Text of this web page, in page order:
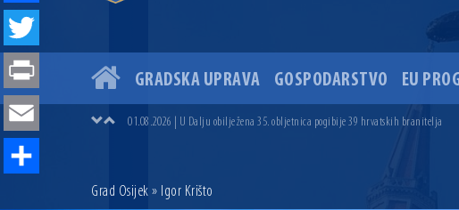
GRADSKA UPRAVA GOSPODARSTVO EU
04.07.2026 | Zbog povoljnih vodostaja i pravodobnih mjera komarci ove godine
04.08.2026 | U Osijeku obilježen Dan pobjede i domovinske zahvalnosti i Dan
01.08.2026 | U Dalju obilježena 35. obljetnica pogibije 39 hrvatskih branitelja
14.07.2026 | Gradonačelnik Ivan Radić uručio ugovor za rekonstrukciju i
13.07.2026 | Ljetnim izdanjem Večeri vina i umjetnosti završen Vinski mjesec
Grad Osijek » Igor Krišto
Facebook
Twitter
Print
Email